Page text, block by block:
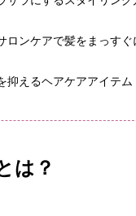
ロンケアで髪をまっすぐ
抑えるヘアケアアイテム
は？